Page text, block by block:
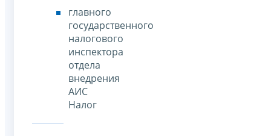
главного
государственного
налогового
инспектора
отдела
внедрения
АИС
Налог